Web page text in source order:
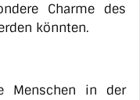
Charme des
könnten.
Menschen in der